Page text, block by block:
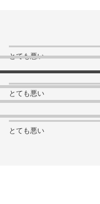
とても悪い
とても悪い
とても悪い